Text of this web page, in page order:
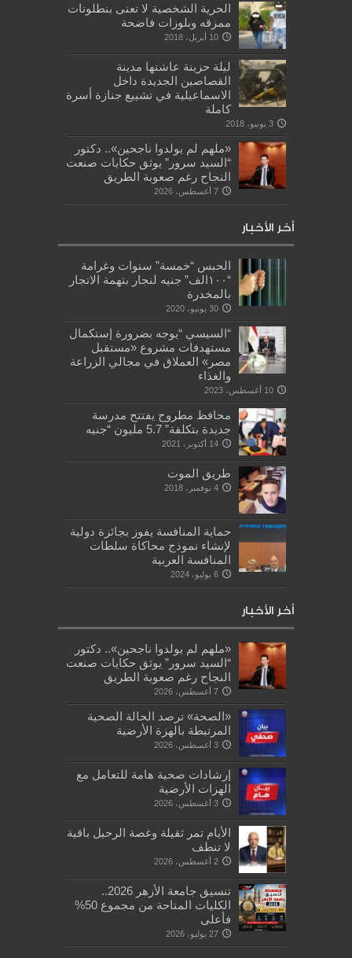
الحرية الشخصية لا تعنى بنطلونات
ممزقه وبلوزات فاضحة
10 أبريل، 2018
ليلة حزينة عاشتها مدينة
القصاصين الجديدة داخل
الاسماعيلية في تشييع جنازة أسرة
كاملة
3 يونيو، 2018
«ملهم لم يولدوا ناجحين».. دكتور
“السيد سرور” يوثق حكايات صنعت
النجاح رغم صعوبة الطريق
7 أغسطس، 2026
أخر الأخبار
الحبس “خمسة” سنوات وغرامة
“١٠٠الف” جنيه لنجار بتهمة الاتجار
بالمخدرة
30 يونيو، 2020
“السيسي “يوجه بضرورة إستكمال
مستهدفات مشروع «مستقبل
مصر» العملاق في مجالي الزراعة
والغذاء
10 أغسطس، 2023
محافظ مطروح يفتتح مدرسة
جديدة بتكلفة” 5.7 مليون “جنيه
14 أكتوبر، 2021
طريق الموت
4 نوفمبر، 2018
حماية المنافسة يفوز بجائزة دولية
لإنشاء نموذج محاكاة سلطات
المنافسة العربية
6 يوليو، 2024
أخر الأخبار
«ملهم لم يولدوا ناجحين».. دكتور
“السيد سرور” يوثق حكايات صنعت
النجاح رغم صعوبة الطريق
7 أغسطس، 2026
«الصحة» ترصد الحالة الصحية
المرتبطة بالهزة الأرضية
3 أغسطس، 2026
إرشادات صحية هامة للتعامل مع
الهزات الأرضية
3 أغسطس، 2026
الأيام تمر ثقيلة وغصة الرحيل باقية
لا تنطف
2 أغسطس، 2026
تنسيق جامعة الأزهر 2026..
الكليات المتاحة من مجموع 50%
فأعلى
27 يوليو، 2026